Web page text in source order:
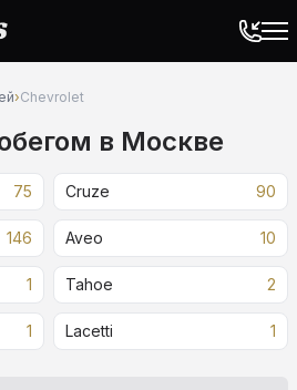
›Chevrolet
в Москве
75 Cruze 90
146 Aveo 10
1 Tahoe 2
1 Lacetti 1